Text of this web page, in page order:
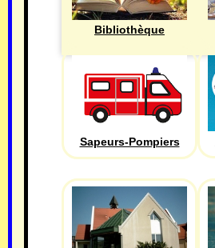
Bibliothèque
Sapeurs-Pompiers